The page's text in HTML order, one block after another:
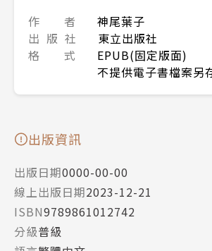
作 者
神尾葉子
出 版 社
東立出版社
格 式
EPUB(固定版面)
不提供電子書檔案另
出版資訊
出版日期0000-00-00
線上出版日期2023-12-21
ISBN9789861012742
分級普級